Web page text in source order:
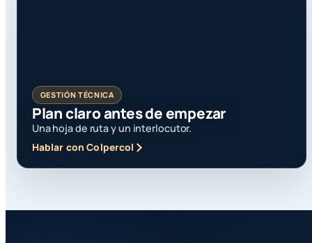
GESTIÓN TÉCNICA
Plan claro antes de empezar
Una hoja de ruta y un interlocutor.
Hablar con Colpercol